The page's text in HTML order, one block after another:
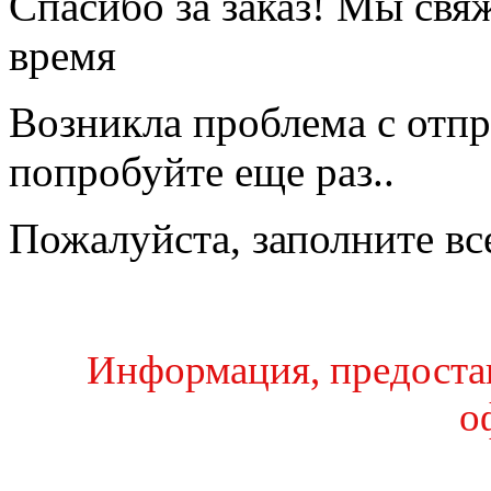
время
Возникла проблема с
попробуйте еще раз..
Пожалуйста, заполните
Информация,